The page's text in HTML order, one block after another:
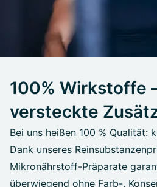
100% Wirkstoffe
versteckte
Bei uns heißen 100 % Qualität:
Dank unseres
Mikronährstoff-Präparate
überwiegend ohne Farb-,